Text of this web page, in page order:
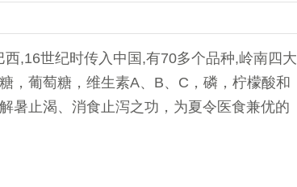
,16世纪时传入中国,有70多个品种,岭南四大
，葡萄糖，维生素A、B、C，磷，柠檬酸和
暑止渴、消食止泻之功，为夏令医食兼优的